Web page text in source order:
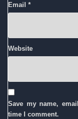
Email *
Website
Save my name,
time I comment.